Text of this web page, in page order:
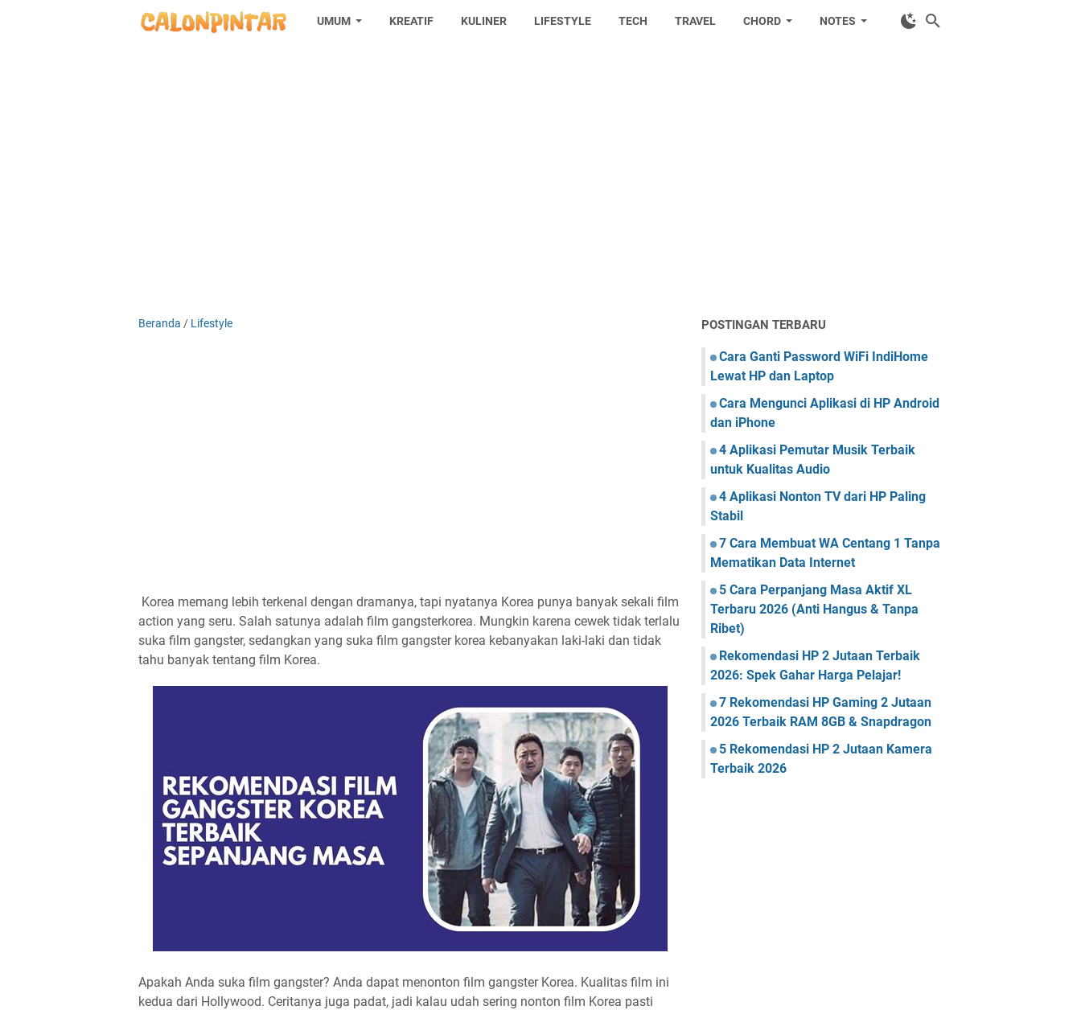
UMUM KREATIF KULINER LIFESTYLE TECH TRAVEL CHORD NOTES
Beranda / Lifestyle
Korea memang lebih terkenal dengan dramanya, tapi nyatanya Korea punya banyak sekali film
action yang seru. Salah satunya adalah film gangsterkorea. Mungkin karena cewek tidak terlalu
suka film gangster, sedangkan yang suka film gangster korea kebanyakan laki-laki dan tidak
tahu banyak tentang film Korea.
Apakah Anda suka film gangster? Anda dapat menonton film gangster Korea. Kualitas film ini
kedua dari Hollywood. Ceritanya juga padat, jadi kalau udah sering nonton film Korea pasti
POSTINGAN TERBARU
Cara Ganti Password WiFi IndiHome
Lewat HP dan Laptop
Cara Mengunci Aplikasi di HP Android
dan iPhone
4 Aplikasi Pemutar Musik Terbaik
untuk Kualitas Audio
4 Aplikasi Nonton TV dari HP Paling
Stabil
7 Cara Membuat WA Centang 1 Tanpa
Mematikan Data Internet
5 Cara Perpanjang Masa Aktif XL
Terbaru 2026 (Anti Hangus & Tanpa
Ribet)
Rekomendasi HP 2 Jutaan Terbaik
2026: Spek Gahar Harga Pelajar!
7 Rekomendasi HP Gaming 2 Jutaan
2026 Terbaik RAM 8GB & Snapdragon
5 Rekomendasi HP 2 Jutaan Kamera
Terbaik 2026